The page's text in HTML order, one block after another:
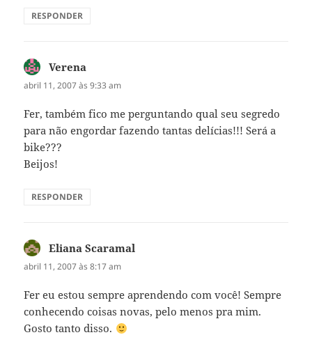
RESPONDER
Verena
abril 11, 2007 às 9:33 am
Fer, também fico me perguntando qual seu segredo
para não engordar fazendo tantas delícias!!! Será a
bike???
Beijos!
RESPONDER
Eliana Scaramal
abril 11, 2007 às 8:17 am
Fer eu estou sempre aprendendo com você! Sempre
conhecendo coisas novas, pelo menos pra mim.
Gosto tanto disso.